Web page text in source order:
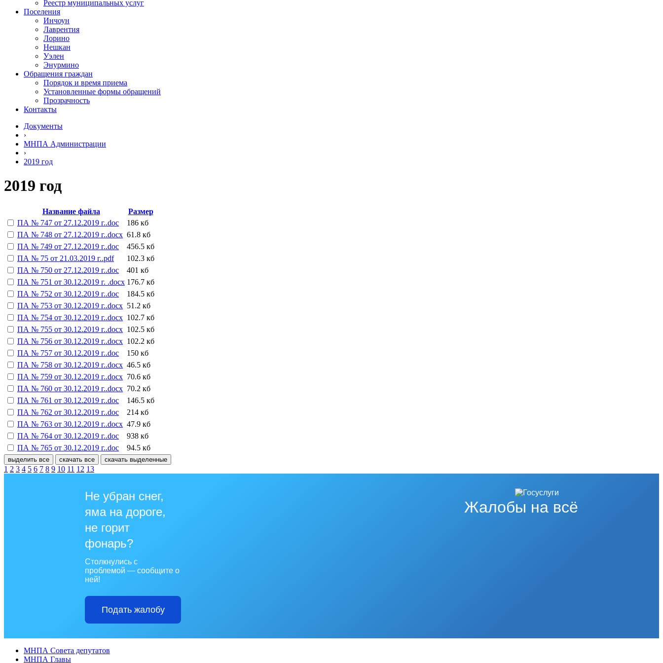
Реестр муниципальных услуг
Поселения
Инчоун
Лаврентия
Лорино
Нешкан
Уэлен
Энурмино
Обращения граждан
Порядок и время приема
Установленные формы обращений
Прозрачность
Контакты
Документы
›
МНПА Администрации
›
2019 год
2019 год
Название файла
Размер
ПА № 747 от 27.12.2019 г..doc
186 кб
ПА № 748 от 27.12.2019 г..docx 61.8 кб
ПА № 749 от 27.12.2019 г..doc
456.5 кб
ПА № 75 от 21.03.2019 г..pdf
102.3 кб
ПА № 750 от 27.12.2019 г..doc
401 кб
ПА № 751 от 30.12.2019 г. .docx 176.7 кб
ПА № 752 от 30.12.2019 г..doc
184.5 кб
ПА № 753 от 30.12.2019 г..docx 51.2 кб
ПА № 754 от 30.12.2019 г..docx 102.7 кб
ПА № 755 от 30.12.2019 г..docx 102.5 кб
ПА № 756 от 30.12.2019 г..docx 102.2 кб
ПА № 757 от 30.12.2019 г..doc
150 кб
ПА № 758 от 30.12.2019 г..docx 46.5 кб
ПА № 759 от 30.12.2019 г..docx 70.6 кб
ПА № 760 от 30.12.2019 г..docx 70.2 кб
ПА № 761 от 30.12.2019 г..doc
146.5 кб
ПА № 762 от 30.12.2019 г..doc
214 кб
ПА № 763 от 30.12.2019 г..docx 47.9 кб
ПА № 764 от 30.12.2019 г..doc
938 кб
ПА № 765 от 30.12.2019 г..doc
94.5 кб
выделить все скачать все скачать выделенные
1 2 3 4 5 6 7 8 9 10 11 12 13
Жалобы на всё
Не убран снег,
яма на дороге,
не горит
фонарь?
Столкнулись с
проблемой — сообщите о
ней!
Подать жалобу
МНПА Совета депутатов
МНПА Главы